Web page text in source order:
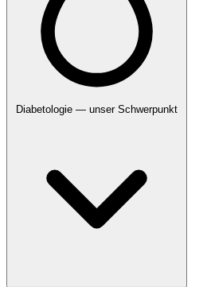
Diabetologie — unser Schwerpunkt